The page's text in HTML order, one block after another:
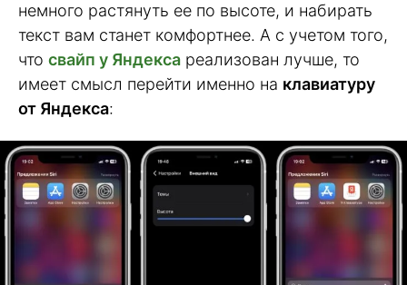
немного растянуть ее по высоте, и набирать
текст вам станет комфортнее. А с учетом того,
что свайп у Яндекса реализован лучше, то
имеет смысл перейти именно на клавиатуру
от Яндекса: